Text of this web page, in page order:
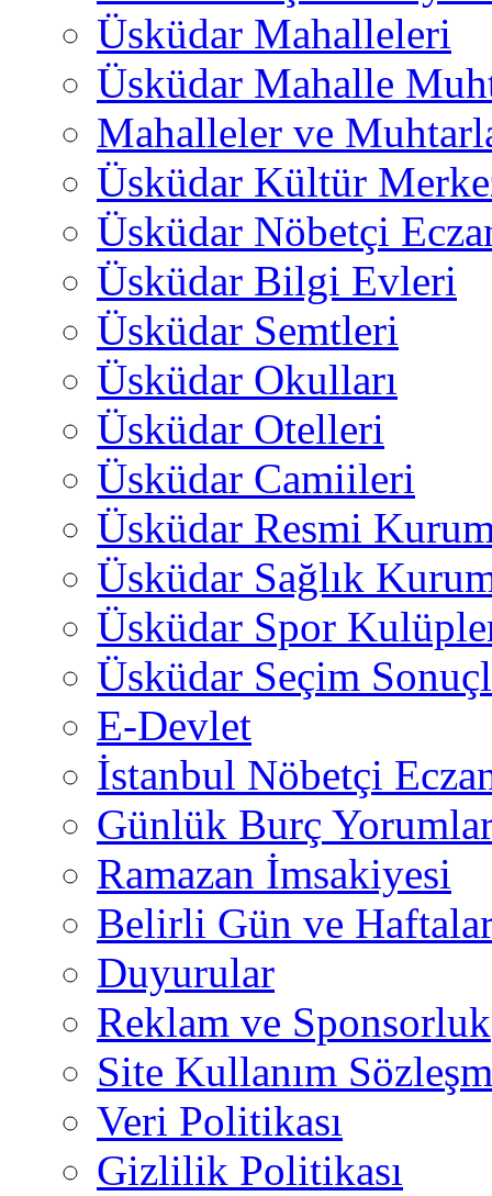
Üsküdar Mahalleleri
Üsküdar Mahalle
Mahalleler ve
Üsküdar Kültür
Üsküdar Nöbetçi
Üsküdar Bilgi Evleri
Üsküdar Semtleri
Üsküdar Okulları
Üsküdar Otelleri
Üsküdar Camiileri
Üsküdar Resmi
Üsküdar Sağlık
Üsküdar Spor
Üsküdar Seçim
E-Devlet
İstanbul Nöbetçi
Günlük Burç
Ramazan İmsakiyesi
Belirli Gün ve
Duyurular
Reklam ve Sponsorluk
Site Kullanım
Veri Politikası
Gizlilik Politikası